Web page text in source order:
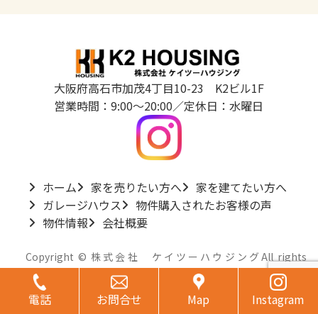
電話
グ
お問合せ
グ
Map
グ
Instagram
グ
大阪府高石市加茂4丁目10-23 K2ビル1F
営業時間：9:00～20:00／定休日：水曜日
ホーム 家を売りたい方へ
家を建てたい方へ
ガレージハウス
物件購入されたお客様の声
物件情報
会社概要
Copyright © 株式会社 ケイツーハウジングAll rights
reserved.